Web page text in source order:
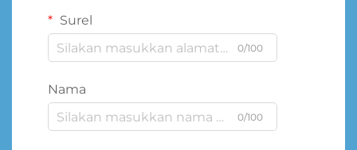
Surel
0/100
Nama
0/100